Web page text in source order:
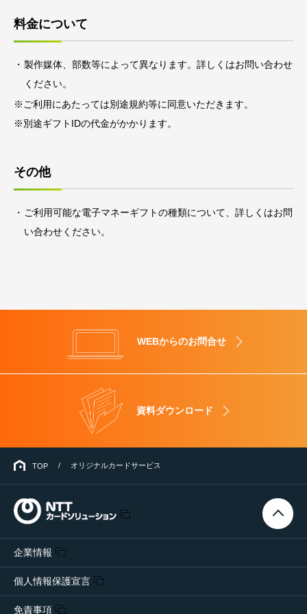
料金について
製作媒体、部数等によって異なります。詳しくはお問い合わせ
ください。
※ご利用にあたっては別途規約等に同意いただきます。
※別途ギフトIDの代金がかかります。
その他
ご利用可能な電子マネーギフトの種類について、詳しくはお問
い合わせください。
WEBからのお問合せ
資料ダウンロード
TOP オリジナルカードサービス
企業情報
個人情報保護宣言
免責事項